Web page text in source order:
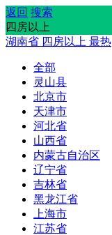
返回 搜索
四房以上
湖南省 四房以上 最热
全部
灵山县
北京市
天津市
河北省
山西省
内蒙古自治区
辽宁省
吉林省
黑龙江省
上海市
江苏省